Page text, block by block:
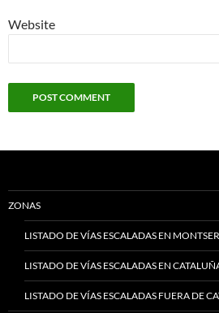
Website
ZONAS
LISTADO DE VÍAS ESCALADAS EN
LISTADO DE VÍAS ESCALADAS EN
LISTADO DE VÍAS ESCALADAS FUERA DE